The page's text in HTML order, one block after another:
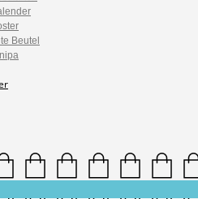
Beutel